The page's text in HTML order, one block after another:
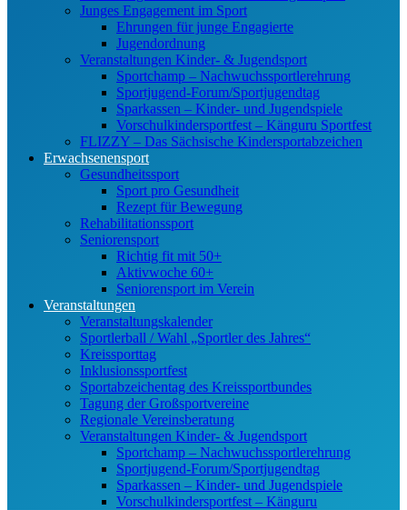
Junges Engagement im Sport
Ehrungen für junge Engagierte
Jugendordnung
Veranstaltungen Kinder- & Jugendsport
Sportchamp – Nach­wuchs­sportler­ehrung
Sportjugend-Forum/Sport­jugend­tag
Sparkassen – Kinder- und Jugendspiele
Vorschulkindersportfest – Känguru Sportfest
FLIZZY – Das Sächsische Kindersportabzeichen
Erwachsenensport
Gesundheitssport
Sport pro Gesundheit
Rezept für Bewegung
Rehabilitationssport
Seniorensport
Richtig fit mit 50+
Aktivwoche 60+
Seniorensport im Verein
Veranstaltungen
Veranstaltungskalender
Sportlerball / Wahl „Sportler des Jahres“
Kreissporttag
Inklusionssportfest
Sportabzeichentag des Kreissportbundes
Tagung der Großsportvereine
Regionale Vereinsberatung
Veranstaltungen Kinder- & Jugendsport
Sportchamp – Nach­wuchs­sportler­ehrung
Sportjugend-Forum/Sport­jugend­tag
Sparkassen – Kinder- und Jugendspiele
Vorschulkindersportfest – Känguru